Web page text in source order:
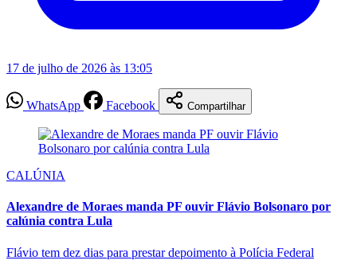
17 de julho de 2026 às 13:05
WhatsApp Facebook Compartilhar
CALÚNIA
Alexandre de Moraes manda PF ouvir Flávio Bolsonaro por
calúnia contra Lula
Flávio tem dez dias para prestar depoimento à Polícia Federal